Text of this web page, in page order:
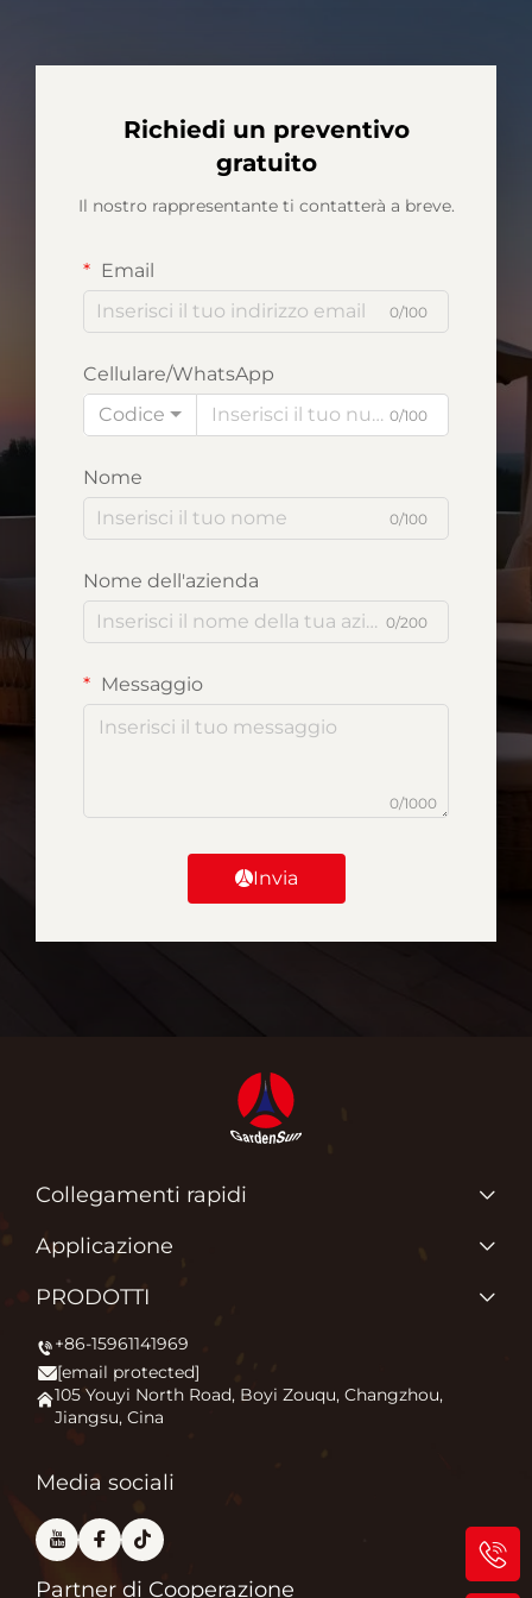
Richiedi un preventivo
gratuito
Il nostro rappresentante ti contatterà a breve.
Email
0/100
Cellulare/WhatsApp
Codice
0/100
Nome
0/100
Nome dell'azienda
0/200
Messaggio
0/1000
Invia
Collegamenti rapidi
PRODOTTI
Notizie
Contattaci
Domande frequenti
Applicazione
Perché Amiamo Quello Che Facciamo?
PRODOTTI
RISCALDATORE PER PATIO
Braciere
Forno per pizza
+86-15961141969
[email protected]
105 Youyi North Road, Boyi Zouqu, Changzhou,
Jiangsu, Cina
Media sociali
Partner di Cooperazione